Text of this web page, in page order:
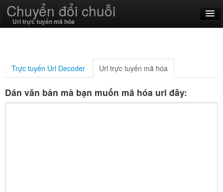
Chuyển đổi chuỗi
Url trực tuyến mã hóa
Tiếng Việt
SSL On
Trực tuyến Url Decoder Url trực tuyến mã hóa
Dán văn bản mà bạn muốn mã hóa url đây: